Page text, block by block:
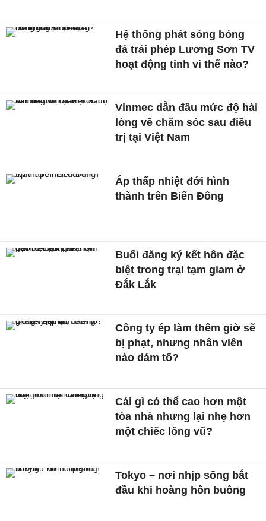
Hệ thống phát sóng bóng
đá trái phép Lương Sơn TV
hoạt động tinh vi thế nào?
Vinmec dẫn đầu mức độ hài
lòng về chăm sóc sau điều
trị tại Việt Nam
Áp thấp nhiệt đới hình
thành trên Biển Đông
Buổi đăng ký kết hôn đặc
biệt trong trại tạm giam ở
Đắk Lắk
Công ty ép làm thêm giờ sẽ
bị phạt, nhưng nhân viên
nào dám tố?
Cái gì có thể cao hơn một
tòa nhà nhưng lại nhẹ hơn
một chiếc lông vũ?
Tokyo – nơi nhịp sống bắt
đầu khi hoàng hôn buông